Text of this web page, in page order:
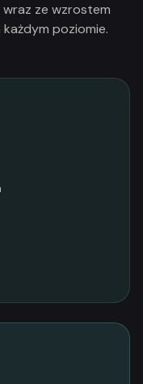
ze wzrostem
poziomie.